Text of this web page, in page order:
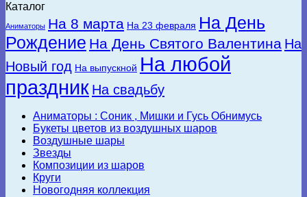
Каталог
Аниматоры На 8 марта На 23 февраля На День
Рождение На День Святого Валентина На
Новый год На выпускной На любой
праздник На свадьбу
Аниматоры : Соник , Мишки и Гусь Обнимусь
Букеты цветов из воздушных шаров
Воздушные шары
Звезды
Композиции из шаров
Круги
Новогодняя коллекция